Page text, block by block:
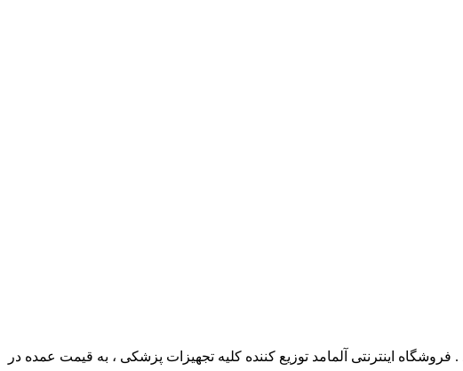
اینترنتی آلمامد توزیع کننده کلیه تجهیزات پزشکی ، به قیمت عمده در